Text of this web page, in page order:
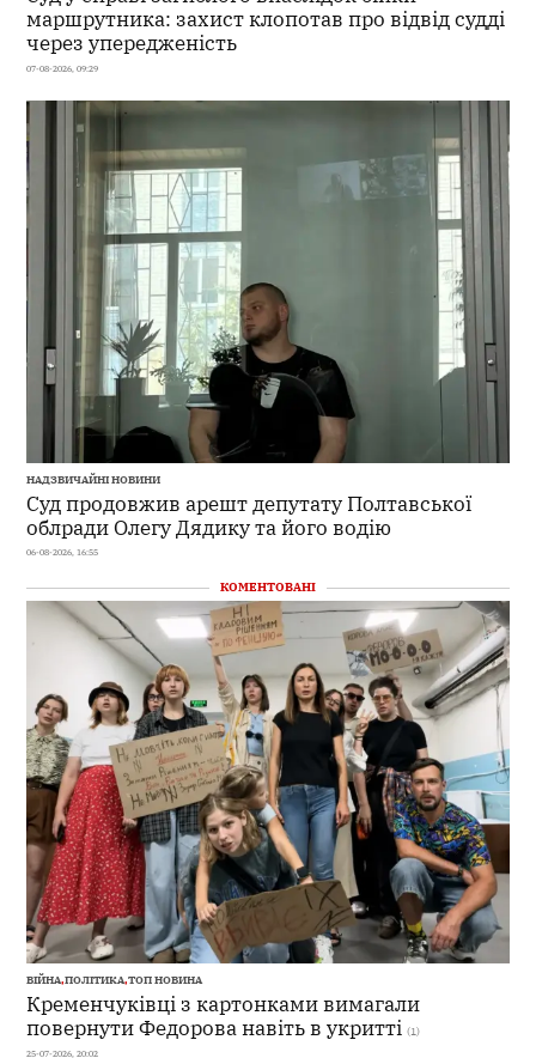
маршрутника: захист клопотав про відвід судді
через упередженість
07-08-2026, 09:29
НАДЗВИЧАЙНІ НОВИНИ
Суд продовжив арешт депутату Полтавської
облради Олегу Дядику та його водію
06-08-2026, 16:55
КОМЕНТОВАНІ
ВІЙНА,ПОЛІТИКА,ТОП НОВИНА
Кременчуківці з картонками вимагали
повернути Федорова навіть в укритті (1)
25-07-2026, 20:02